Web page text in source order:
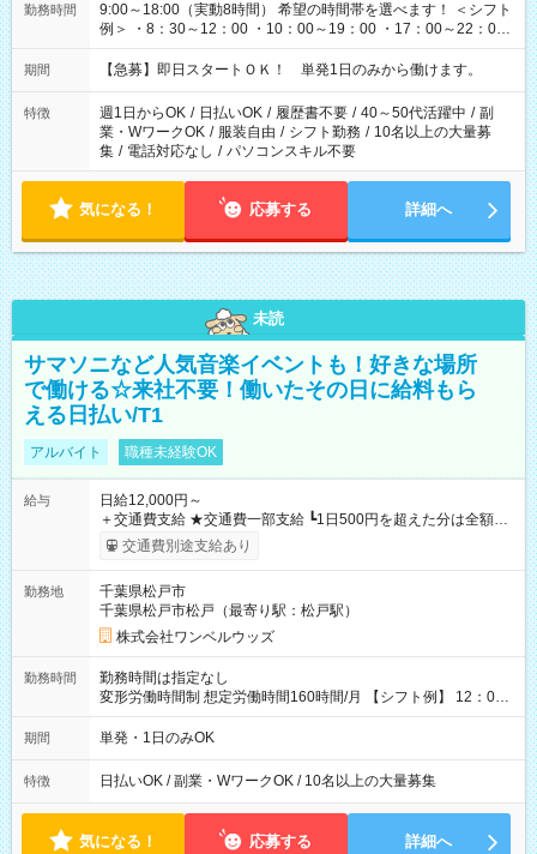
勤務時間
9:00～18:00（実動8時間） 希望の時間帯を選べます！ ＜シフト
例＞ ・8：30～12：00 ・10：00～19：00 ・17：00～22：00
・13：00～22：00 ・22：00～翌6：00 など
期間 【急募】即日スタートＯＫ！ 単発1日のみから働けます。
特徴 週1日からOK / 日払いOK / 履歴書不要 / 40～50代活躍中 / 副
業・WワークOK / 服装自由 / シフト勤務 / 10名以上の大量募
集 / 電話対応なし / パソコンスキル不要
気になる！ 応募する 詳細へ
未読
サマソニなど人気音楽イベントも！好きな場所
で働ける☆来社不要！働いたその日に給料もら
える日払い/T1
アルバイト 職種未経験OK
給与
日給12,000円～
＋交通費支給 ★交通費一部支給 ┗1日500円を超えた分は全額支
給！ ※往復500円以内の方は自己負担となります ★日払いOK！
（規定あり） ┗働いたその日に現金GET♪ お仕事後はコンビニ
なし
交通費別途支給あり
勤務地
千葉県松戸市
千葉県松戸市松戸（最寄り駅：松戸駅）
株式会社ワンベルウッズ
勤務時間
勤務時間は指定なし
変形労働時間制 想定労働時間160時間/月 【シフト例】 12：00
～22：00
期間 単発・1日のみOK
特徴 日払いOK / 副業・WワークOK / 10名以上の大量募集
気になる！ 応募する 詳細へ